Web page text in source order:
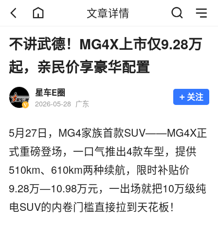
文章详情
不讲武德！MG4X上市仅9.28万
起，亲民价享豪华配置
星车E圈
2026-05-28 广东
+ 关注
5月27日，MG4家族首款SUV——MG4X正
式重磅登场，一口气推出4款车型，提供
510km、610km两种续航，限时补贴价
9.28万—10.98万元，一出场就把10万级纯
电SUV的内卷门槛直接拉到天花板！